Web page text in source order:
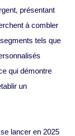
présentant
à combler
tels que
qui démontre
un
lancer en 2025